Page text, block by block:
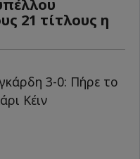
21 τίτλους η